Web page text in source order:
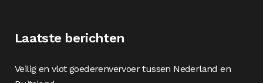
Laatste berichten
Veilig en vlot goederenvervoer tussen Nederland en